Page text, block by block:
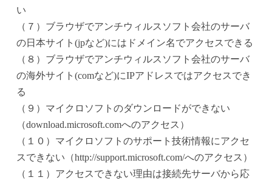
い
（７）ブラウザでアンチウィルスソフト会社のサーバ
の日本サイト(jpなど)にはドメイン名でアクセスできる
（８）ブラウザでアンチウィルスソフト会社のサーバ
の海外サイト(comなど)にIPアドレスではアクセスでき
る
（９）マイクロソフトのダウンロードができない
（download.microsoft.comへのアクセス）
（１０）マイクロソフトのサポート技術情報にアクセ
スできない（http://support.microsoft.com/へのアクセス）
（１１）アクセスできない理由は接続先サーバから応